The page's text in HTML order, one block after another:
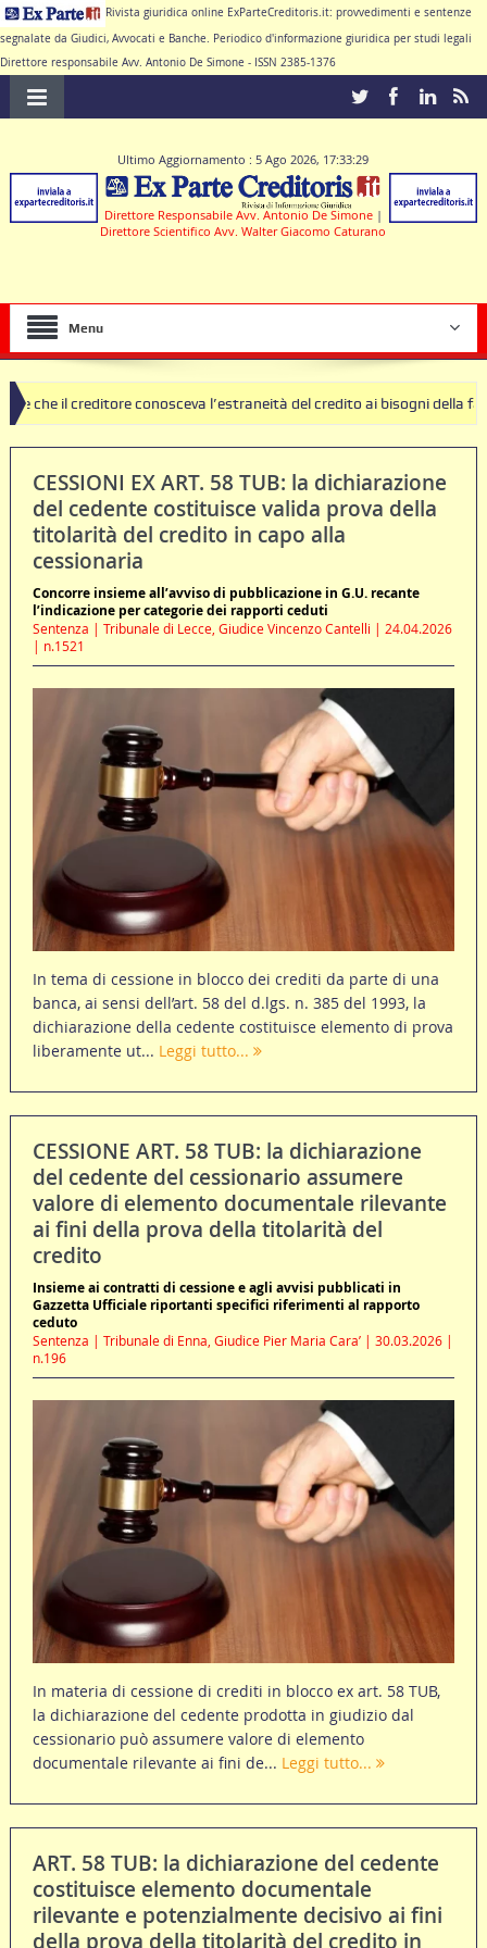
Rivista giuridica online ExParteCreditoris.it: provvedimenti e sentenze
segnalate da Giudici, Avvocati e Banche. Periodico d'informazione giuridica per studi legali
Direttore responsabile Avv. Antonio De Simone - ISSN 2385-1376
Ultimo Aggiornamento : 5 Ago 2026, 17:33:29
Direttore Responsabile Avv. Antonio De Simone |
Direttore Scientifico Avv. Walter Giacomo Caturano
Menu
l’estraneità del credito ai bisogni della famiglia SEQUESTRO
produrre il contratto di conto corrente
CESSIONI EX ART. 58 TUB: la dichiarazione
del cedente costituisce valida prova della
titolarità del credito in capo alla
cessionaria
Concorre insieme all’avviso di pubblicazione in G.U. recante
l’indicazione per categorie dei rapporti ceduti
Sentenza | Tribunale di Lecce, Giudice Vincenzo Cantelli | 24.04.2026
| n.1521
In tema di cessione in blocco dei crediti da parte di una
banca, ai sensi dell’art. 58 del d.lgs. n. 385 del 1993, la
dichiarazione della cedente costituisce elemento di prova
liberamente ut... Leggi tutto...
CESSIONE ART. 58 TUB: la dichiarazione
del cedente del cessionario assumere
valore di elemento documentale rilevante
ai fini della prova della titolarità del
credito
Insieme ai contratti di cessione e agli avvisi pubblicati in
Gazzetta Ufficiale riportanti specifici riferimenti al rapporto
ceduto
Sentenza | Tribunale di Enna, Giudice Pier Maria Cara’ | 30.03.2026 |
n.196
In materia di cessione di crediti in blocco ex art. 58 TUB,
la dichiarazione del cedente prodotta in giudizio dal
cessionario può assumere valore di elemento
documentale rilevante ai fini de... Leggi tutto...
ART. 58 TUB: la dichiarazione del cedente
costituisce elemento documentale
rilevante e potenzialmente decisivo ai fini
della prova della titolarità del credito in